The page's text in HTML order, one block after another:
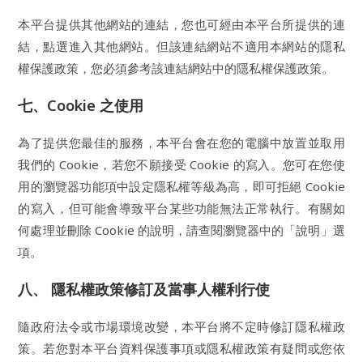
本平台提供其他網站的連結，您也可經由本平台所提供的連
結，點選進入其他網站。但該連結網站不適用本網站的隱私
權保護政策，您必須參考該連結網站中的隱私權保護政策。
七、Cookie 之使用
為了提供您最佳的服務，本平台會在您的電腦中放置並取用
我們的 Cookie，若您不願接受 Cookie 的寫入。您可在您使
用的瀏覽器功能項中設定隱私權等級為高，即可拒絕 Cookie
的寫入，但可能會導致平台某些功能無法正常執行。有關如
何處理並刪除 Cookie 的說明，請查閱瀏覽器中的「說明」選
項。
八、 隱私權政策修訂及當事人權利行使
隨政府法令或市場環境改變，本平台將不定時修訂隱私權政
策。若您對本平台資料保護事項或隱私權政策有疑問或您依